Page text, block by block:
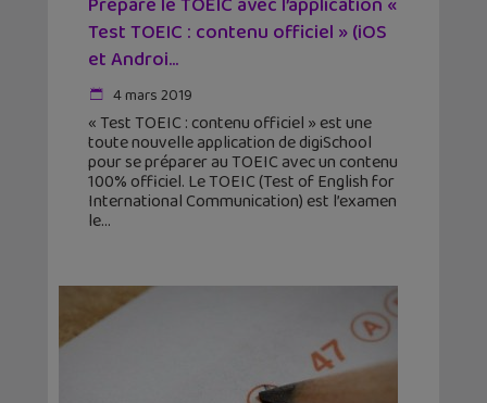
Test TOEIC : contenu officiel » (iOS
et Androi...
4 mars 2019
« Test TOEIC : contenu officiel » est une
toute nouvelle application de digiSchool
pour se préparer au TOEIC avec un contenu
100% officiel. Le TOEIC (Test of English for
International Communication) est l’examen
le